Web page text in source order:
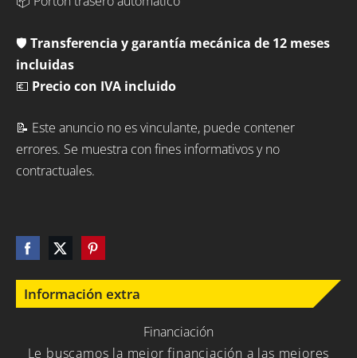
Información extra
Financiación
Le buscamos la mejor financiación a las mejores
🛡️ Transferencia y garantía mecánica de 12 meses
incluidas
💶 Precio con IVA incluido
📝 Este anuncio no es vinculante, puede contener
errores. Se muestra con fines informativos y no
contractuales.